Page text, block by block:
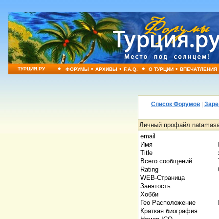
ТУРЦИЯ.РУ • ФОРУМЫ•АРХИВЫ•F.A.Q. • О ТУРЦИИ•ВПЕЧАТЛЕНИЯ
Список Форумов
Личный профайл
email
Имя
Title
Всего сообщений
Rating
WEB-Страница
Занятость
Хобби
Гео Расположение
Краткая биография